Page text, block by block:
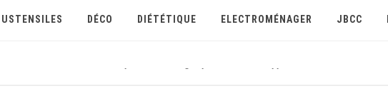
USTENSILES DÉCO DIÉTÉTIQUE ELECTROMÉNAGER JBCC
habitation : bien choisir sa protection en ligne pour maison ou appartement